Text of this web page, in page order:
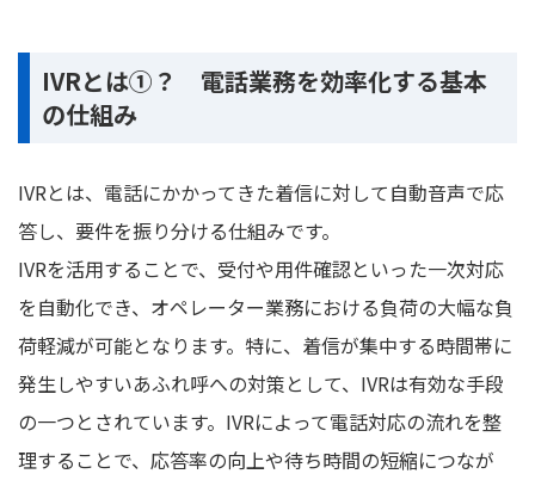
IVRとは① ？ 電話業務を効率化する基本
の仕組み
IVRとは、電話にかかってきた着信に対して自動音声で応
答し、要件を振り分ける仕組みです。
IVRを活用することで、受付や用件確認といった一次対応
を自動化でき、オペレーター業務における負荷の大幅な負
荷軽減が可能となります。特に、着信が集中する時間帯に
発生しやすいあふれ呼への対策として、IVRは有効な手段
の一つとされています。IVRによって電話対応の流れを整
理することで、応答率の向上や待ち時間の短縮につなが